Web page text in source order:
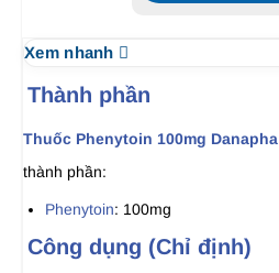
Xem nhanh
Thành phần
Thuốc Phenytoin 100mg Danapha
thành phần:
Phenytoin: 100mg
Công dụng (Chỉ định)